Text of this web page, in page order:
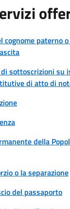
paterno
sottoscrizioni su
di atto di
della
o la separazione
del passaporto